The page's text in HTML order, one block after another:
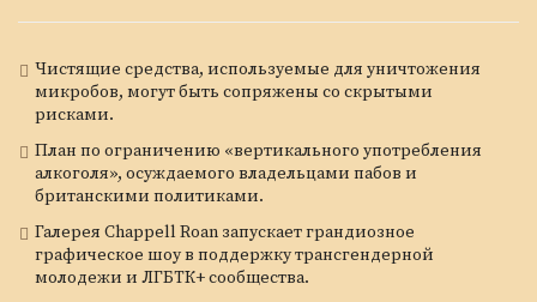
Чистящие средства, используемые для уничтожения
микробов, могут быть сопряжены со скрытыми
рисками.
План по ограничению «вертикального употребления
алкоголя», осуждаемого владельцами пабов и
британскими политиками.
Галерея Chappell Roan запускает грандиозное
графическое шоу в поддержку трансгендерной
молодежи и ЛГБТК+ сообщества.